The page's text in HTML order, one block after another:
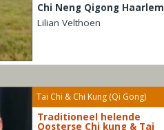
Chi Neng Qigong Haarlem
Lilian Velthoen
Tai Chi & Chi Kung (Qi Gong)
Traditioneel helende
Oosterse Chi kung & Tai